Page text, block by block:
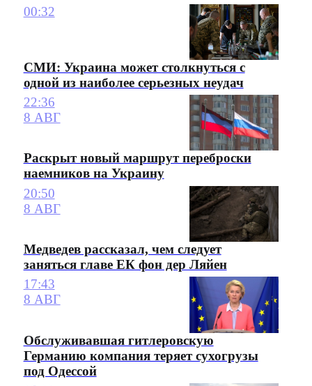
00:32
СМИ: Украина может столкнуться с
одной из наиболее серьезных неудач
22:36
8 АВГ
Раскрыт новый маршрут переброски
наемников на Украину
20:50
8 АВГ
Медведев рассказал, чем следует
заняться главе ЕК фон дер Ляйен
17:43
8 АВГ
Обслуживавшая гитлеровскую
Германию компания теряет сухогрузы
под Одессой